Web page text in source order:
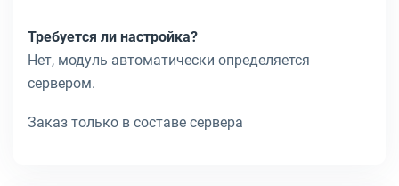
Требуется ли настройка?
Нет, модуль автоматически определяется
сервером.
Заказ только в составе сервера